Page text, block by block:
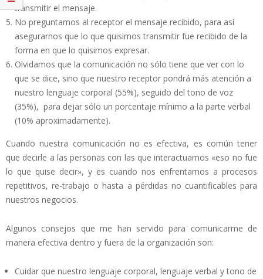
transmitir el mensaje.
No preguntamos al receptor el mensaje recibido, para así
asegurarnos que lo que quisimos transmitir fue recibido de la
forma en que lo quisimos expresar.
Olvidamos que la comunicación no sólo tiene que ver con lo
que se dice, sino que nuestro receptor pondrá más atención a
nuestro lenguaje corporal (55%), seguido del tono de voz
(35%), para dejar sólo un porcentaje mínimo a la parte verbal
(10% aproximadamente).
Cuando nuestra comunicación no es efectiva, es común tener
que decirle a las personas con las que interactuamos «eso no fue
lo que quise decir», y es cuando nos enfrentamos a procesos
repetitivos, re-trabajo o hasta a pérdidas no cuantificables para
nuestros negocios.
Algunos consejos que me han servido para comunicarme de
manera efectiva dentro y fuera de la organización son:
Cuidar que nuestro lenguaje corporal, lenguaje verbal y tono de